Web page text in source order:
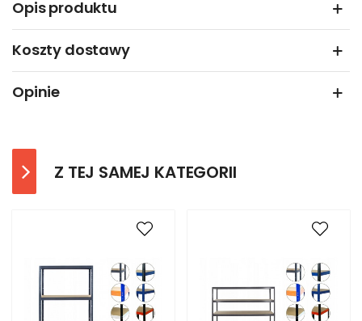
Opis produktu
Koszty dostawy
Opinie
Z TEJ SAMEJ KATEGORII